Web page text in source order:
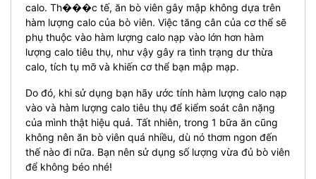
calo. Th���c tế, ăn bò viên gây mập không dựa trên
hàm lượng calo của bò viên. Việc tăng cân của cơ thể sẽ
phụ thuộc vào hàm lượng calo nạp vào lớn hơn hàm
lượng calo tiêu thụ, như vậy gây ra tình trạng dư thừa
calo, tích tụ mỡ và khiến cơ thể bạn mập mạp.
Do đó, khi sử dụng bạn hãy ước tính hàm lượng calo nạp
vào và hàm lượng calo tiêu thụ để kiểm soát cân nặng
của mình thật hiệu quả. Tất nhiên, trong 1 bữa ăn cũng
không nên ăn bò viên quá nhiều, dù nó thơm ngon đến
thế nào đi nữa. Bạn nên sử dụng số lượng vừa đủ bò viên
để không béo nhé!